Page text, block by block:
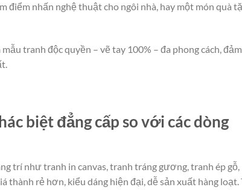
điểm nhấn nghệ thuật cho ngôi nhà, hay một món quà
tranh độc quyền – vẽ tay 100% – đa phong cách, đảm
biệt đẳng cấp so với các dòng
trí như tranh in canvas, tranh tráng gương, tranh ép gỗ,
rẻ hơn, kiểu dáng hiện đại, dễ sản xuất hàng loạt.